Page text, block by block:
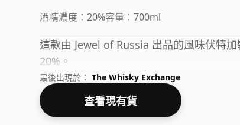
酒精濃度： 20%容量： 700ml
這款由 Jewel of Russia 出品的風味伏特
20%。
最後出現於： The Whisky Exchange
查看現有貨